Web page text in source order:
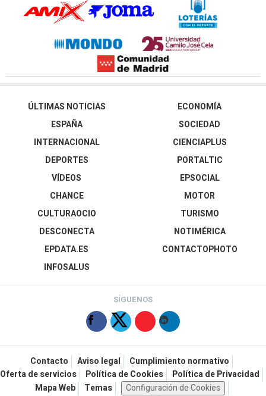
ÚLTIMAS NOTICIAS
ESPAÑA
INTERNACIONAL
DEPORTES
VÍDEOS
ECONOMÍA
SOCIEDAD
CIENCIAPLUS
PORTALTIC
EPSOCIAL
CHANCE
CULTURAOCIO
DESCONECTA
EPDATA.ES
INFOSALUS
MOTOR
TURISMO
NOTIMÉRICA
CONTACTOPHOTO
SÍGUENOS
Contacto Aviso legal
Cumplimiento normativo
Oferta de servicios
Política de Cookies
Política de Privacidad
Mapa Web
Temas
Configuración de Cookies